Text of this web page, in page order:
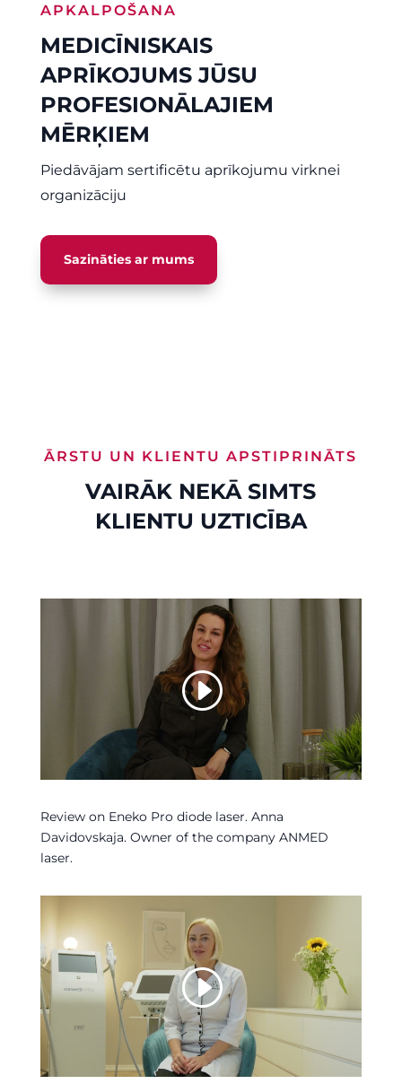
APKALPOŠANA
MEDICĪNISKAIS
APRĪKOJUMS JŪSU
PROFESIONĀLAJIEM
MĒRĶIEM
Piedāvājam sertificētu aprīkojumu virknei
organizāciju
Sazināties ar mums
ĀRSTU UN KLIENTU APSTIPRINĀTS
VAIRĀK NEKĀ SIMTS
KLIENTU UZTICĪBA
Review on Eneko Pro diode laser. Anna
Davidovskaja. Owner of the company ANMED
laser.